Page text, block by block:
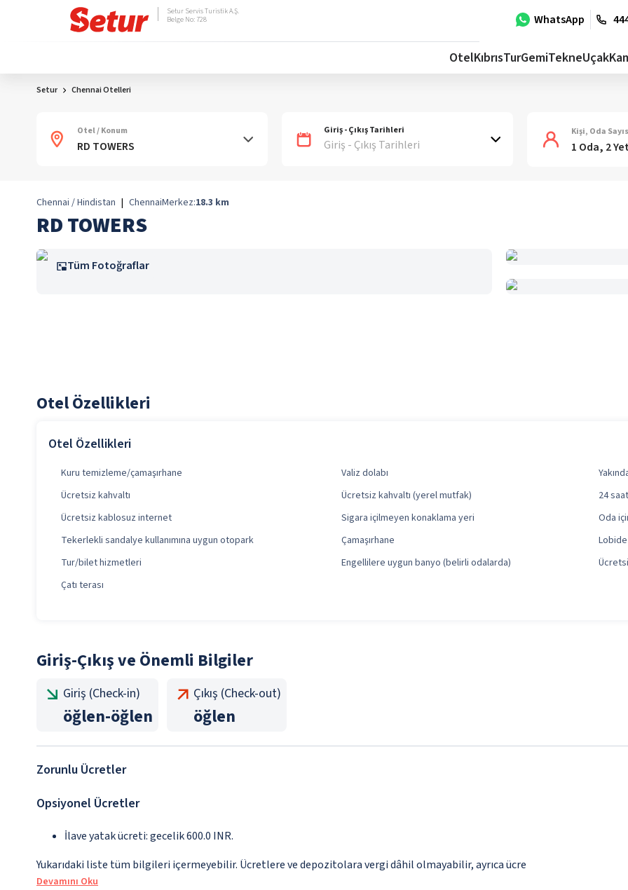
WhatsApp
Setur Servis Turistik A.Ş.
Belge No: 728
OtelKıbrısTurGemiTekneUçak
Setur Chennai Otelleri
Otel / Konum Giriş - Çıkış Tarihleri
Giriş - Çıkış Tarihleri
Kişi, Oda
1 Oda, 2
Chennai / Hindistan | ChennaiMerkez:18.3 km
RD TOWERS
Tüm Fotoğraflar
Otel Özellikleri
Otel Özellikleri
Kuru temizleme/çamaşırhane Valiz dolabı
Ücretsiz kahvaltı
Ücretsiz kahvaltı (yerel mutfak)
24
Ücretsiz kablosuz internet
Sigara içilmeyen konaklama yeri
Oda
Tekerlekli sandalye kullanımına uygun otopark
Çamaşırhane
Tur/bilet hizmetleri
Engellilere uygun banyo (belirli odalarda)
Çatı terası
Giriş-Çıkış ve Önemli Bilgiler
Giriş (Check-in)
öğlen-öğlen
Çıkış (Check-out)
öğlen
Zorunlu Ücretler
Opsiyonel Ücretler
İlave yatak ücreti: gecelik 600.0 INR.
Yukarıdaki liste tüm bilgileri içermeyebilir. Ücretlere ve depozitolara vergi dâhil olmayabilir, ayrıca ücre
Devamını Oku